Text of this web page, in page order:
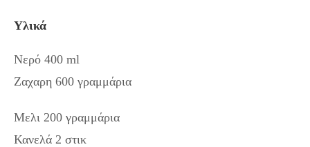
Υλικά
Νερό 400 ml
Ζαχαρη 600 γραμμάρια
Μελι 200 γραμμάρια
Κανελά 2 στικ